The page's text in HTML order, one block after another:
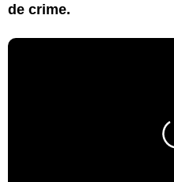
de crime.